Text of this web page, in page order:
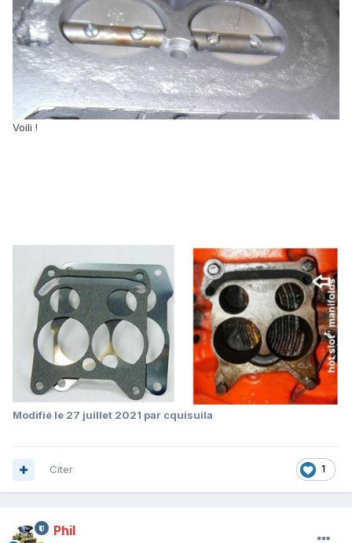
Voili !
Modifié le 27 juillet 2021 par cquisuila
1
Citer
Phil